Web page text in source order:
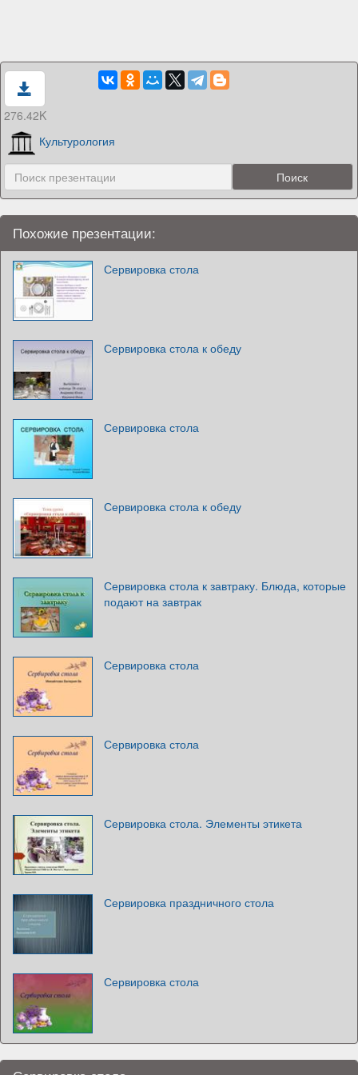
276.42K
Культурология
Похожие презентации:
Сервировка стола
Сервировка стола к обеду
Сервировка стола
Сервировка стола к обеду
Сервировка стола к завтраку. Блюда, которые
подают на завтрак
Сервировка стола
Сервировка стола
Сервировка стола. Элементы этикета
Сервировка праздничного стола
Сервировка стола